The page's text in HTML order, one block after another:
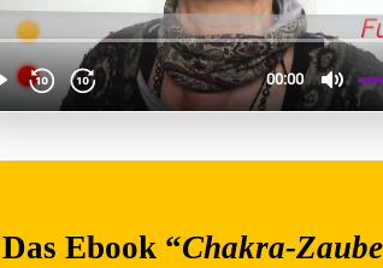
Das Ebook “Chakra-